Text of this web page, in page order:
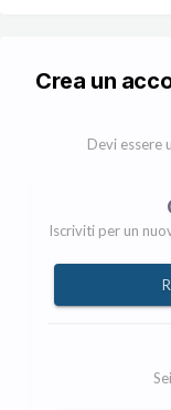
Crea un
Devi essere
Iscriviti per un